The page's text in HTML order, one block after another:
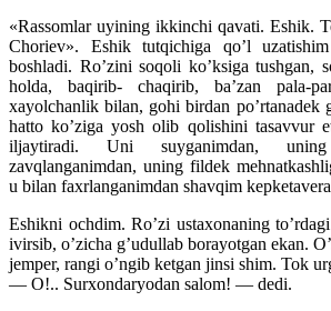
«Rassomlar uyining ikkinchi qavati. Eshik.
Choriev». Eshik tutqichiga qo’l
boshladi. Ro’zini soqoli ko’ksiga tushgan,
holda, baqirib- chaqirib, ba’zan pala-
xayolchanlik bilan, gohi birdan po’rtanadek
hatto ko’ziga yosh olib qolishini tasavvur
iljaytiradi. Uni suyganimdan, uning
zavqlanganimdan, uning fildek
u bilan faxrlanganimdan shavqim
Eshikni ochdim. Ro’zi ustaxonaning
ivirsib, o’zicha g’udullab borayotgan ekan.
jemper, rangi o’ngib ketgan jinsi shim. Tok
— O!.. Surxondaryodan salom! — dedi.